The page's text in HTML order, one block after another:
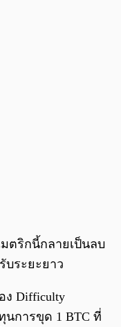
มตริกนี้กลายเป็นลบ
บระยะยาว
ง Difficulty
นการขุด 1 BTC ที่